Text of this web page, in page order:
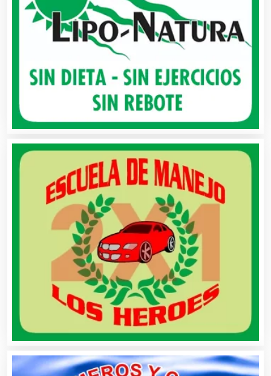
Alta Costura
Aluminio
Análisis Clínicos
Análisis de Aguas
Animadores de Eventos
Aparatos y Equipos Eléctricos
Arquitectos